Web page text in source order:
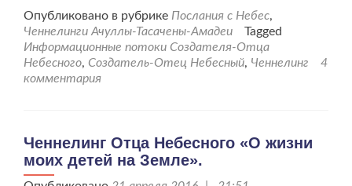
проЧеннелинг
от
29.04.2016
«Отец
жизни
Опубликовано в рубрике Послания с Небес,
Ченнелинги Ачуллы-Тасачены-Амадеи
Tagged
Информационные потоки Создателя-Отца
Небесного, Создатель-Отец Небесный, Ченнелинг
4
комментария
Ченнелинг Отца Небесного «О жизни
моих детей на Земле».